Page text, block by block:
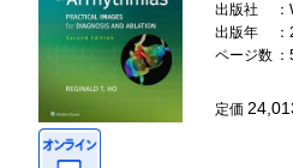
出版社
出版年
ページ数
定価